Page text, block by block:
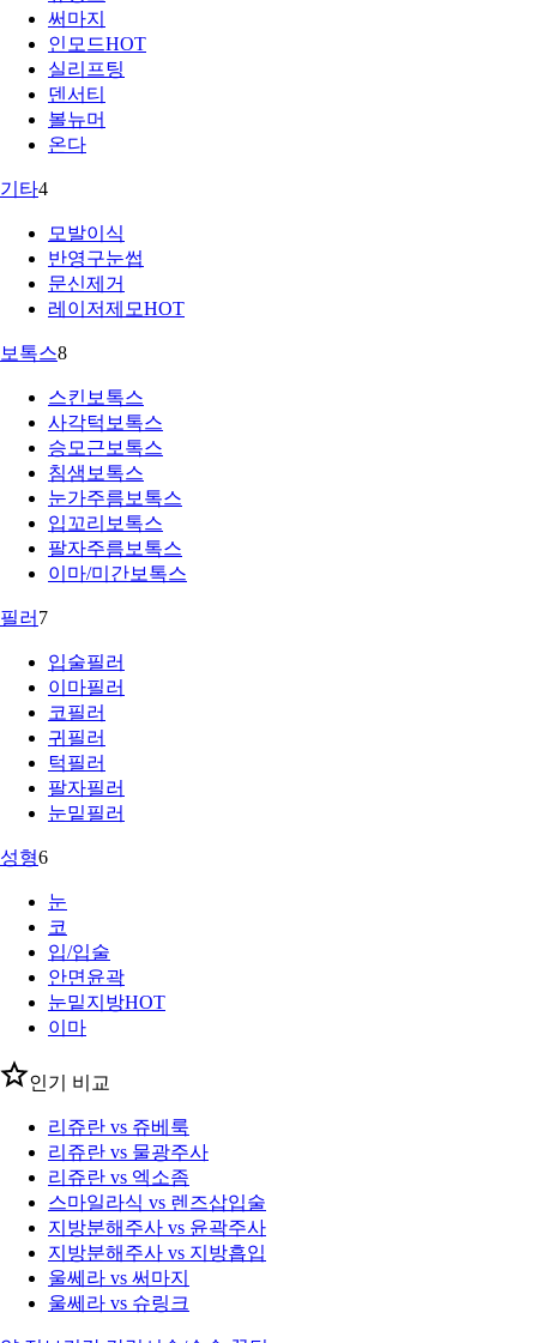
써마지
인모드HOT
실리프팅
덴서티
볼뉴머
온다
기타4
모발이식
반영구눈썹
문신제거
레이저제모HOT
보톡스8
스킨보톡스
사각턱보톡스
승모근보톡스
침샘보톡스
눈가주름보톡스
입꼬리보톡스
팔자주름보톡스
이마/미간보톡스
필러 7
입술필러
이마필러
코필러
귀필러
턱필러
팔자필러
눈밑필러
성형6
눈
코
입/입술
안면윤곽
눈밑지방HOT
이마
인기 비교
리쥬란 vs 쥬베룩
리쥬란 vs 물광주사
리쥬란 vs 엑소좀
스마일라식 vs 렌즈삽입술
지방분해주사 vs 윤곽주사
지방분해주사 vs 지방흡입
울쎄라 vs 써마지
울쎄라 vs 슈링크